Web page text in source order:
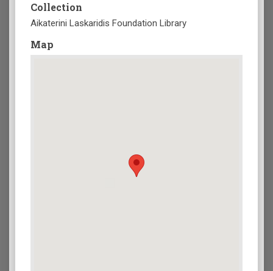
Collection
Aikaterini Laskaridis Foundation Library
Map